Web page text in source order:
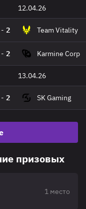
12.04.26
- 2 Team Vitality
- 2 Karmine Corp
13.04.26
- 2 SK Gaming
призовых
1 место